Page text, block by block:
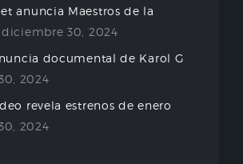
anuncia Maestros de la
diciembre 30, 2024
documental de Karol G
2024
revela estrenos de enero
2024